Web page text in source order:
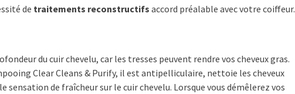
de traitements reconstructifs accord préalable avec votre coiffeur.
du cuir chevelu, car les tresses peuvent rendre vos cheveux gras.
Clear Cleans & Purify, il est antipelliculaire, nettoie les cheveux
sensation de fraîcheur sur le cuir chevelu. Lorsque vous démêlerez vos